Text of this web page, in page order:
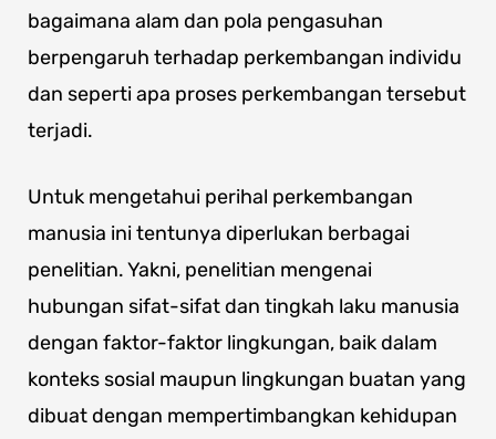
bagaimana alam dan pola pengasuhan
berpengaruh terhadap perkembangan individu
dan seperti apa proses perkembangan tersebut
terjadi.
Untuk mengetahui perihal perkembangan
manusia ini tentunya diperlukan berbagai
penelitian. Yakni, penelitian mengenai
hubungan sifat-sifat dan tingkah laku manusia
dengan faktor-faktor lingkungan, baik dalam
konteks sosial maupun lingkungan buatan yang
dibuat dengan mempertimbangkan kehidupan